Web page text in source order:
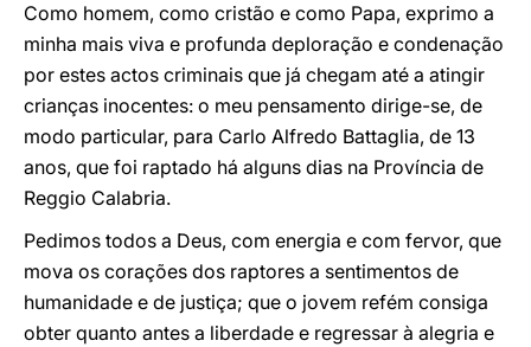
Como homem, como cristão e como Papa, exprimo a
minha mais viva e profunda deploração e condenação
por estes actos criminais que já chegam até a atingir
crianças inocentes: o meu pensamento dirige-se, de
modo particular, para Carlo Alfredo Battaglia, de 13
anos, que foi raptado há alguns dias na Província de
Reggio Calabria.
Pedimos todos a Deus, com energia e com fervor, que
mova os corações dos raptores a sentimentos de
humanidade e de justiça; que o jovem refém consiga
obter quanto antes a liberdade e regressar à alegria e